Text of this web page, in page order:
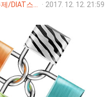
DIAT 기출문제/DIAT스프레드시트(엑셀) · 2017. 12. 12. 21:59